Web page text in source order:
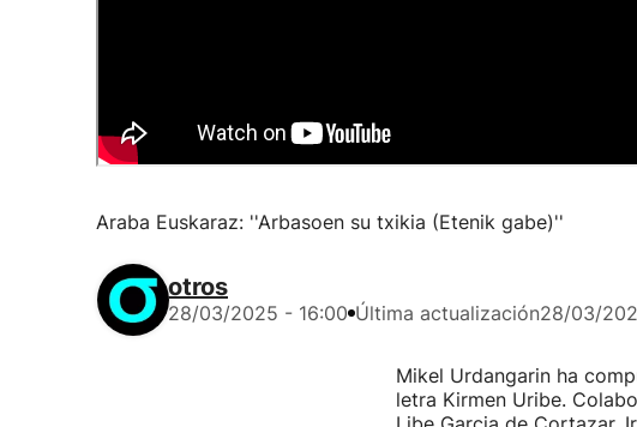
Araba Euskaraz: ''Arbasoen su txikia (Etenik gabe)''
otros
28/03/2025 - 16:00 Última actualización28/03/
Mikel Urdangarin ha
letra Kirmen Uribe.